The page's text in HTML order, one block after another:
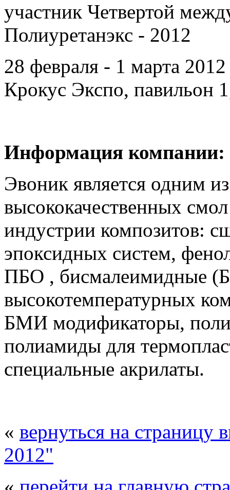
участник Четвертой
Полиуретанэкс - 2012
28 февраля - 1 марта
Крокус Экспо, павильон
Информация компании:
Эвоник является одним
высококачественных
индустрии композитов:
эпоксидных систем,
ПБО , бисмалеимидные
высокотемпературных
БМИ модификаторы,
полиамиды для
специальные акрилаты.
« вернуться на страницу
2012"